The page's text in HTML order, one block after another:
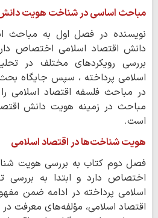
مباحث اساسی در شناخت هویت دانش
نویسنده در فصل اول به
دانش اقتصاد اسلامی اختصاص
بررسی رویکردهای مختلف در
اسلامی پرداخته ، سپس جایگاه
در مباحث فلسفه اقتصاد اسلامی
مباحث در زمینه هویت دانش
است.
هویت شناخت‌ها در اقتصاد اسلامی
فصل دوم کتاب به بررسی هویت
اختصاص دارد و ابتدا به بررسی
اسلامی پرداخته در ادامه ضمن
اقتصاد اسلامی، مؤلفه‌های معرفت در